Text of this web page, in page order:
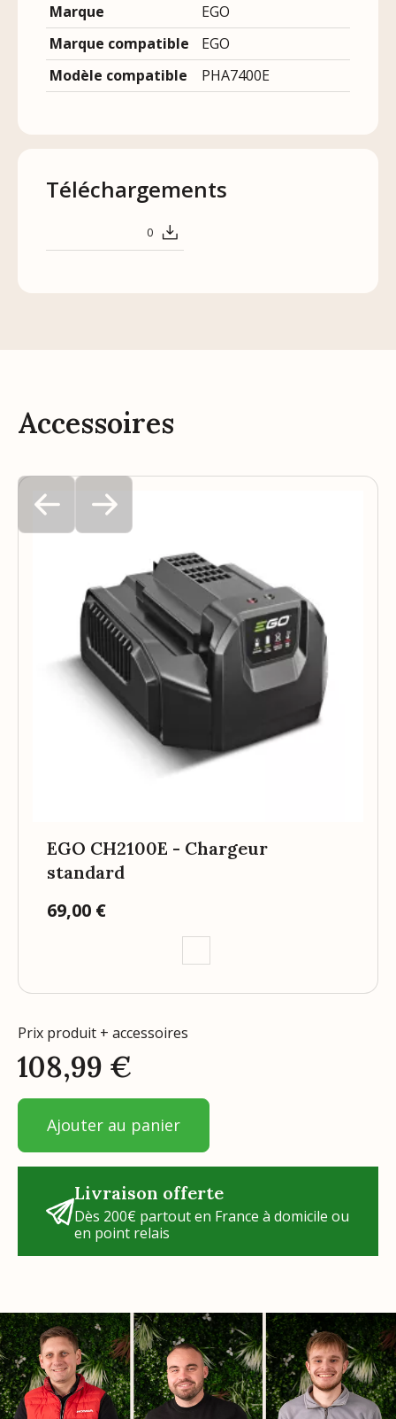
Marque
EGO
Marque compatible
EGO
Modèle compatible
PHA7400E
Téléchargements
0
Accessoires
EGO CH2100E - Chargeur
standard
Prix
69,00 €
Livraison offerte
Dès 200€ partout en France à domicile ou
en point relais
Prix produit + accessoires
108,99 €
Ajouter au panier